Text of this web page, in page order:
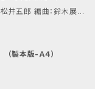
松井五郎 編曲：鈴木展宏
本版-Ａ４）